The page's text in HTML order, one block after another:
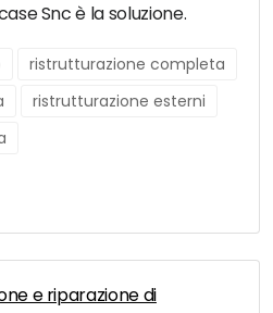
Snc è la soluzione.
ristrutturazione completa
ristrutturazione esterni
e riparazione di